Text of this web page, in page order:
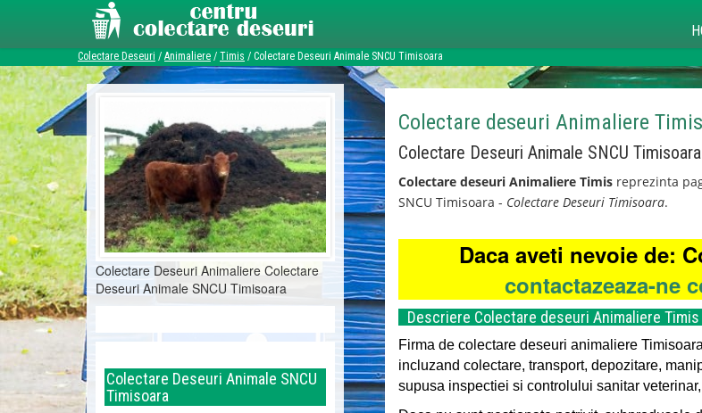
Colectare Deseuri / Animaliere / Timis / Colectare Deseuri Animale SNCU Timisoara
Colectare Deseuri Animaliere Colectare
Deseuri Animale SNCU Timisoara
Colectare Deseuri Animale SNCU
Timisoara
Colectare deseuri Animaliere Timis
Colectare Deseuri Animale SNCU Timisoara
Colectare deseuri Animaliere Timisreprezinta
SNCU Timisoara - Colectare Deseuri Timisoara.
Daca aveti nevoie de:
contactazeaza-ne
Descriere Colectare deseuri Animaliere Timis
Firma de colectare deseuri animaliere
incluzand colectare, transport, depozitare,
supusa inspectiei si controlului sanitar